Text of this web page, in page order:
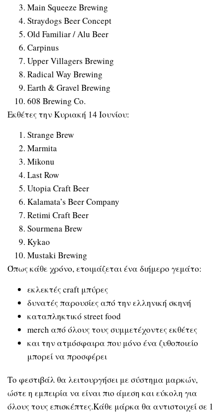
Main Squeeze Brewing
Straydogs Beer Concept
Old Familiar / Alu Beer
Carpinus
Upper Villagers Brewing
Radical Way Brewing
Earth & Gravel Brewing
608 Brewing Co.
Εκθέτες την Κυριακή 14 Ιουνίου:
Strange Brew
Marmita
Mikonu
Last Row
Utopia Craft Beer
Kalamata’s Beer Company
Retimi Craft Beer
Sourmena Brew
Kykao
Mustaki Brewing
Όπως κάθε χρόνο, ετοιμάζεται ένα διήμερο γεμάτο:
εκλεκτές craft μπύρες
δυνατές παρουσίες από την ελληνική σκηνή
καταπληκτικό street food
merch από όλους τους συμμετέχοντες εκθέτες
και την ατμόσφαιρα που μόνο ένα ζυθοποιείο
μπορεί να προσφέρει
Το φεστιβάλ θα λειτουργήσει με σύστημα μαρκών,
ώστε η εμπειρία να είναι πιο άμεση και εύκολη για
όλους τους επισκέπτες.Κάθε μάρκα θα αντιστοιχεί σε 1